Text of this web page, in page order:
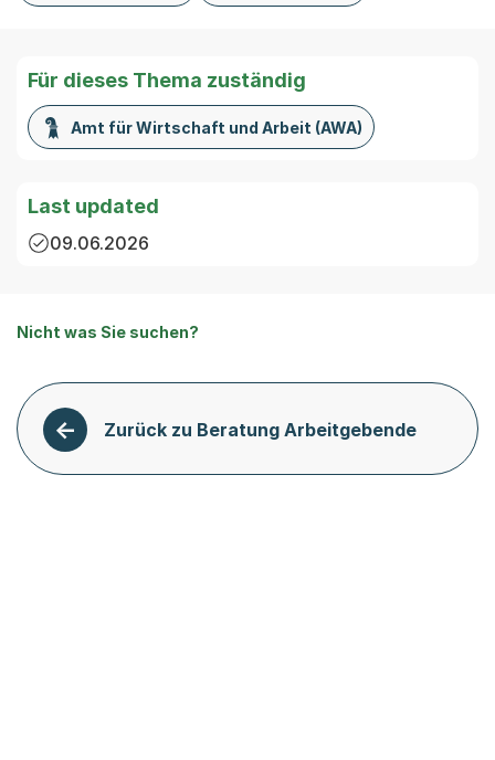
Für dieses Thema zuständig
Amt für Wirtschaft und Arbeit (AWA)
Last updated
09.06.2026
Nicht was Sie suchen?
Zurück zu Beratung Arbeitgebende